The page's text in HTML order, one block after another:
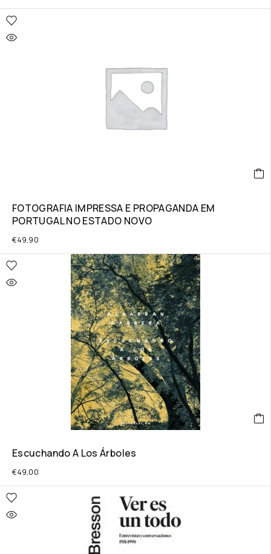
FOTOGRAFIA IMPRESSA E PROPAGANDA EM
PORTUGAL NO ESTADO NOVO
€49,90
Escuchando A Los Árboles
€49,00